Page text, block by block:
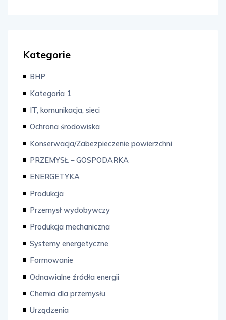
Kategorie
BHP
Kategoria 1
IT, komunikacja, sieci
Ochrona środowiska
Konserwacja/Zabezpieczenie powierzchni
PRZEMYSŁ – GOSPODARKA
ENERGETYKA
Produkcja
Przemysł wydobywczy
Produkcja mechaniczna
Systemy energetyczne
Formowanie
Odnawialne źródła energii
Chemia dla przemysłu
Urządzenia